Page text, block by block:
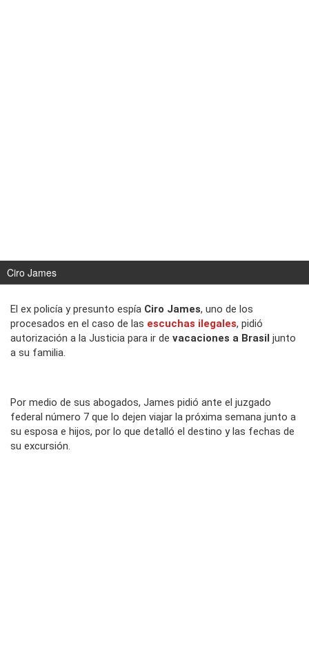
Ciro James
El ex policía y presunto espía Ciro James, uno de los
procesados en el caso de las escuchas ilegales, pidió
autorización a la Justicia para ir de vacaciones a Brasil junto
a su familia.
Por medio de sus abogados, James pidió ante el juzgado
federal número 7 que lo dejen viajar la próxima semana junto a
su esposa e hijos, por lo que detalló el destino y las fechas de
su excursión.